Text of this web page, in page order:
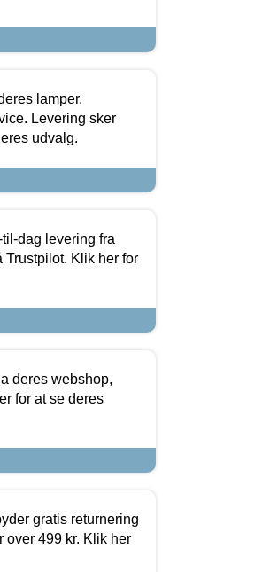
lamper.
Levering sker
udvalg.
dag levering fra
Trustpilot. Klik her for
deres webshop,
for at se deres
gratis returnering
over 499 kr. Klik her